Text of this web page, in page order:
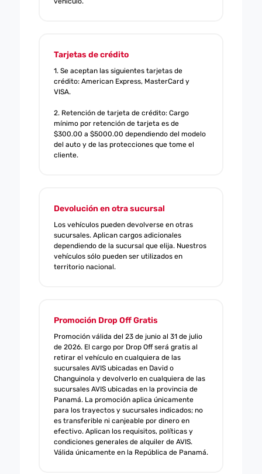
Tarjetas de crédito
1. Se aceptan las siguientes tarjetas de
crédito: American Express, MasterCard y
VISA.
2. Retención de tarjeta de crédito: Cargo
mínimo por retención de tarjeta es de
$300.00 a $5000.00 dependiendo del modelo
del auto y de las protecciones que tome el
cliente.
Devolución en otra sucursal
Los vehículos pueden devolverse en otras
sucursales. Aplican cargos adicionales
dependiendo de la sucursal que elija. Nuestros
vehículos sólo pueden ser utilizados en
territorio nacional.
Promoción Drop Off Gratis
Promoción válida del 23 de junio al 31 de julio
de 2026. El cargo por Drop Off será gratis al
retirar el vehículo en cualquiera de las
sucursales AVIS ubicadas en David o
Changuinola y devolverlo en cualquiera de las
sucursales AVIS ubicadas en la provincia de
Panamá. La promoción aplica únicamente
para los trayectos y sucursales indicados; no
es transferible ni canjeable por dinero en
efectivo. Aplican los requisitos, políticas y
condiciones generales de alquiler de AVIS.
Válida únicamente en la República de Panamá.